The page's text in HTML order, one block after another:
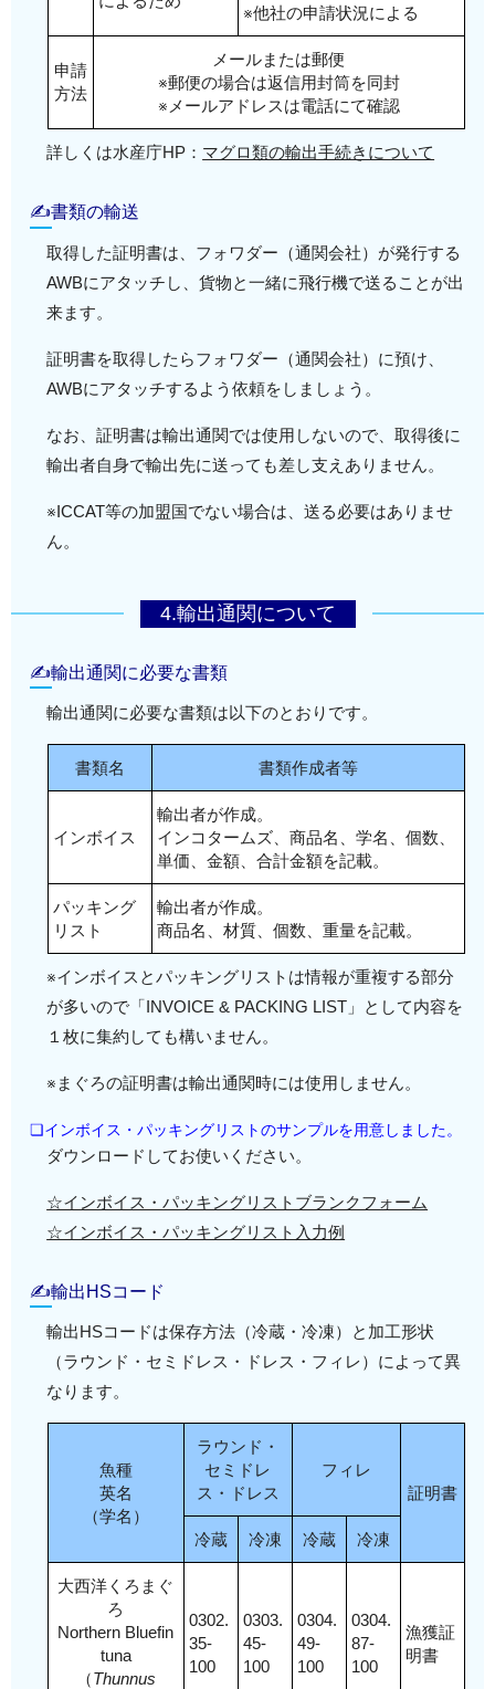
※他社の申請状況による
申請
方法
メールまたは郵便
※郵便の場合は返信用封筒を同封
※メールアドレスは電話にて確認
詳しくは水産庁HP： マグロ類の輸出手続きについて
✍書類の輸送
取得した証明書は、フォワダー（通関会社）が発行する
AWBにアタッチし、貨物と一緒に飛行機で送ることが出
来ます。
証明書を取得したらフォワダー（通関会社）に預け、
AWBにアタッチするよう依頼をしましょう。
なお、証明書は輸出通関では使用しないので、取得後に
輸出者自身で輸出先に送っても差し支えありません。
※ICCAT等の加盟国でない場合は、送る必要はありませ
ん。
4.輸出通関について
✍輸出通関に必要な書類
輸出通関に必要な書類は以下のとおりです。
書類名 書類作成者等
インボイス
輸出者が作成。
インコタームズ、商品名、学名、個数、
単価、金額、合計金額を記載。
パッキング
リスト
輸出者が作成。
商品名、材質、個数、重量を記載。
※インボイスとパッキングリストは情報が重複する部分
が多いので「INVOICE & PACKING LIST」として内容を
１枚に集約しても構いません。
※まぐろの証明書は輸出通関時には使用しません。
❏インボイス・パッキングリストのサンプルを用意しました。
ダウンロードしてお使いください。
☆インボイス・パッキングリストブランクフォーム
☆インボイス・パッキングリスト入力例
✍輸出HSコード
輸出HSコードは保存方法（冷蔵・冷凍）と加工形状
（ラウンド・セミドレス・ドレス・フィレ）によって異
なります。
魚種
英名
（学名）
ラウンド・
セミドレ
ス・ドレス
フィレ
証明書
冷蔵 冷凍 冷蔵 冷凍
大西洋くろまぐ
ろ
Northern Bluefin
tuna
（Thunnus
0302.
35-
100
0303.
45-
100
0304.
49-
100
0304.
87-
100
漁獲証
明書